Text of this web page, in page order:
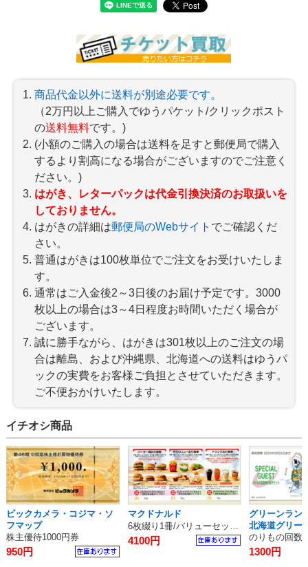
商品代金以外に送料が別途必要です。
（2万円以上ご購入でゆうパケット/クリックポスト
の送料無料です。)
(小額のご購入の場合は送料を足すと郵便局で購入
するより割高になる場合がございますのでご注意く
ださい。)
はがき、レターパックは代金引換決済のお取扱いを
しておりません。
はがきの詳細は郵便局のWebサイト でご確認くだ
さい。
普通はがきは100枚単位でご注文をお受けいたしま
す。
通常はご入金後2～3日後のお届け予定です。3000
枚以上の場合は3～4日程度お時間いただく場合が
ございます。
誠に勝手ながら、はがきは301枚以上のご注文の場
合は離島、および沖縄県、北海道への送料はゆうパ
ックの実費をお客様ご負担とさせていただきます。
ご不便おかけいたします。
イチオシ商品
ビックカメラ・コジマ・ソ
フマップ
株主優待1000円券
950円
マクドナルド
4100円
グリーンラン
北海道グリー
のりもの回数
1300円